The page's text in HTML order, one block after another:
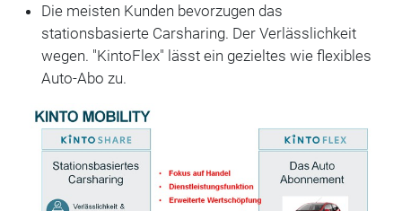
Die meisten Kunden bevorzugen das
stationsbasierte Carsharing. Der Verlässlichkeit
wegen. "KintoFlex" lässt ein gezieltes wie flexibles
Auto-Abo zu.